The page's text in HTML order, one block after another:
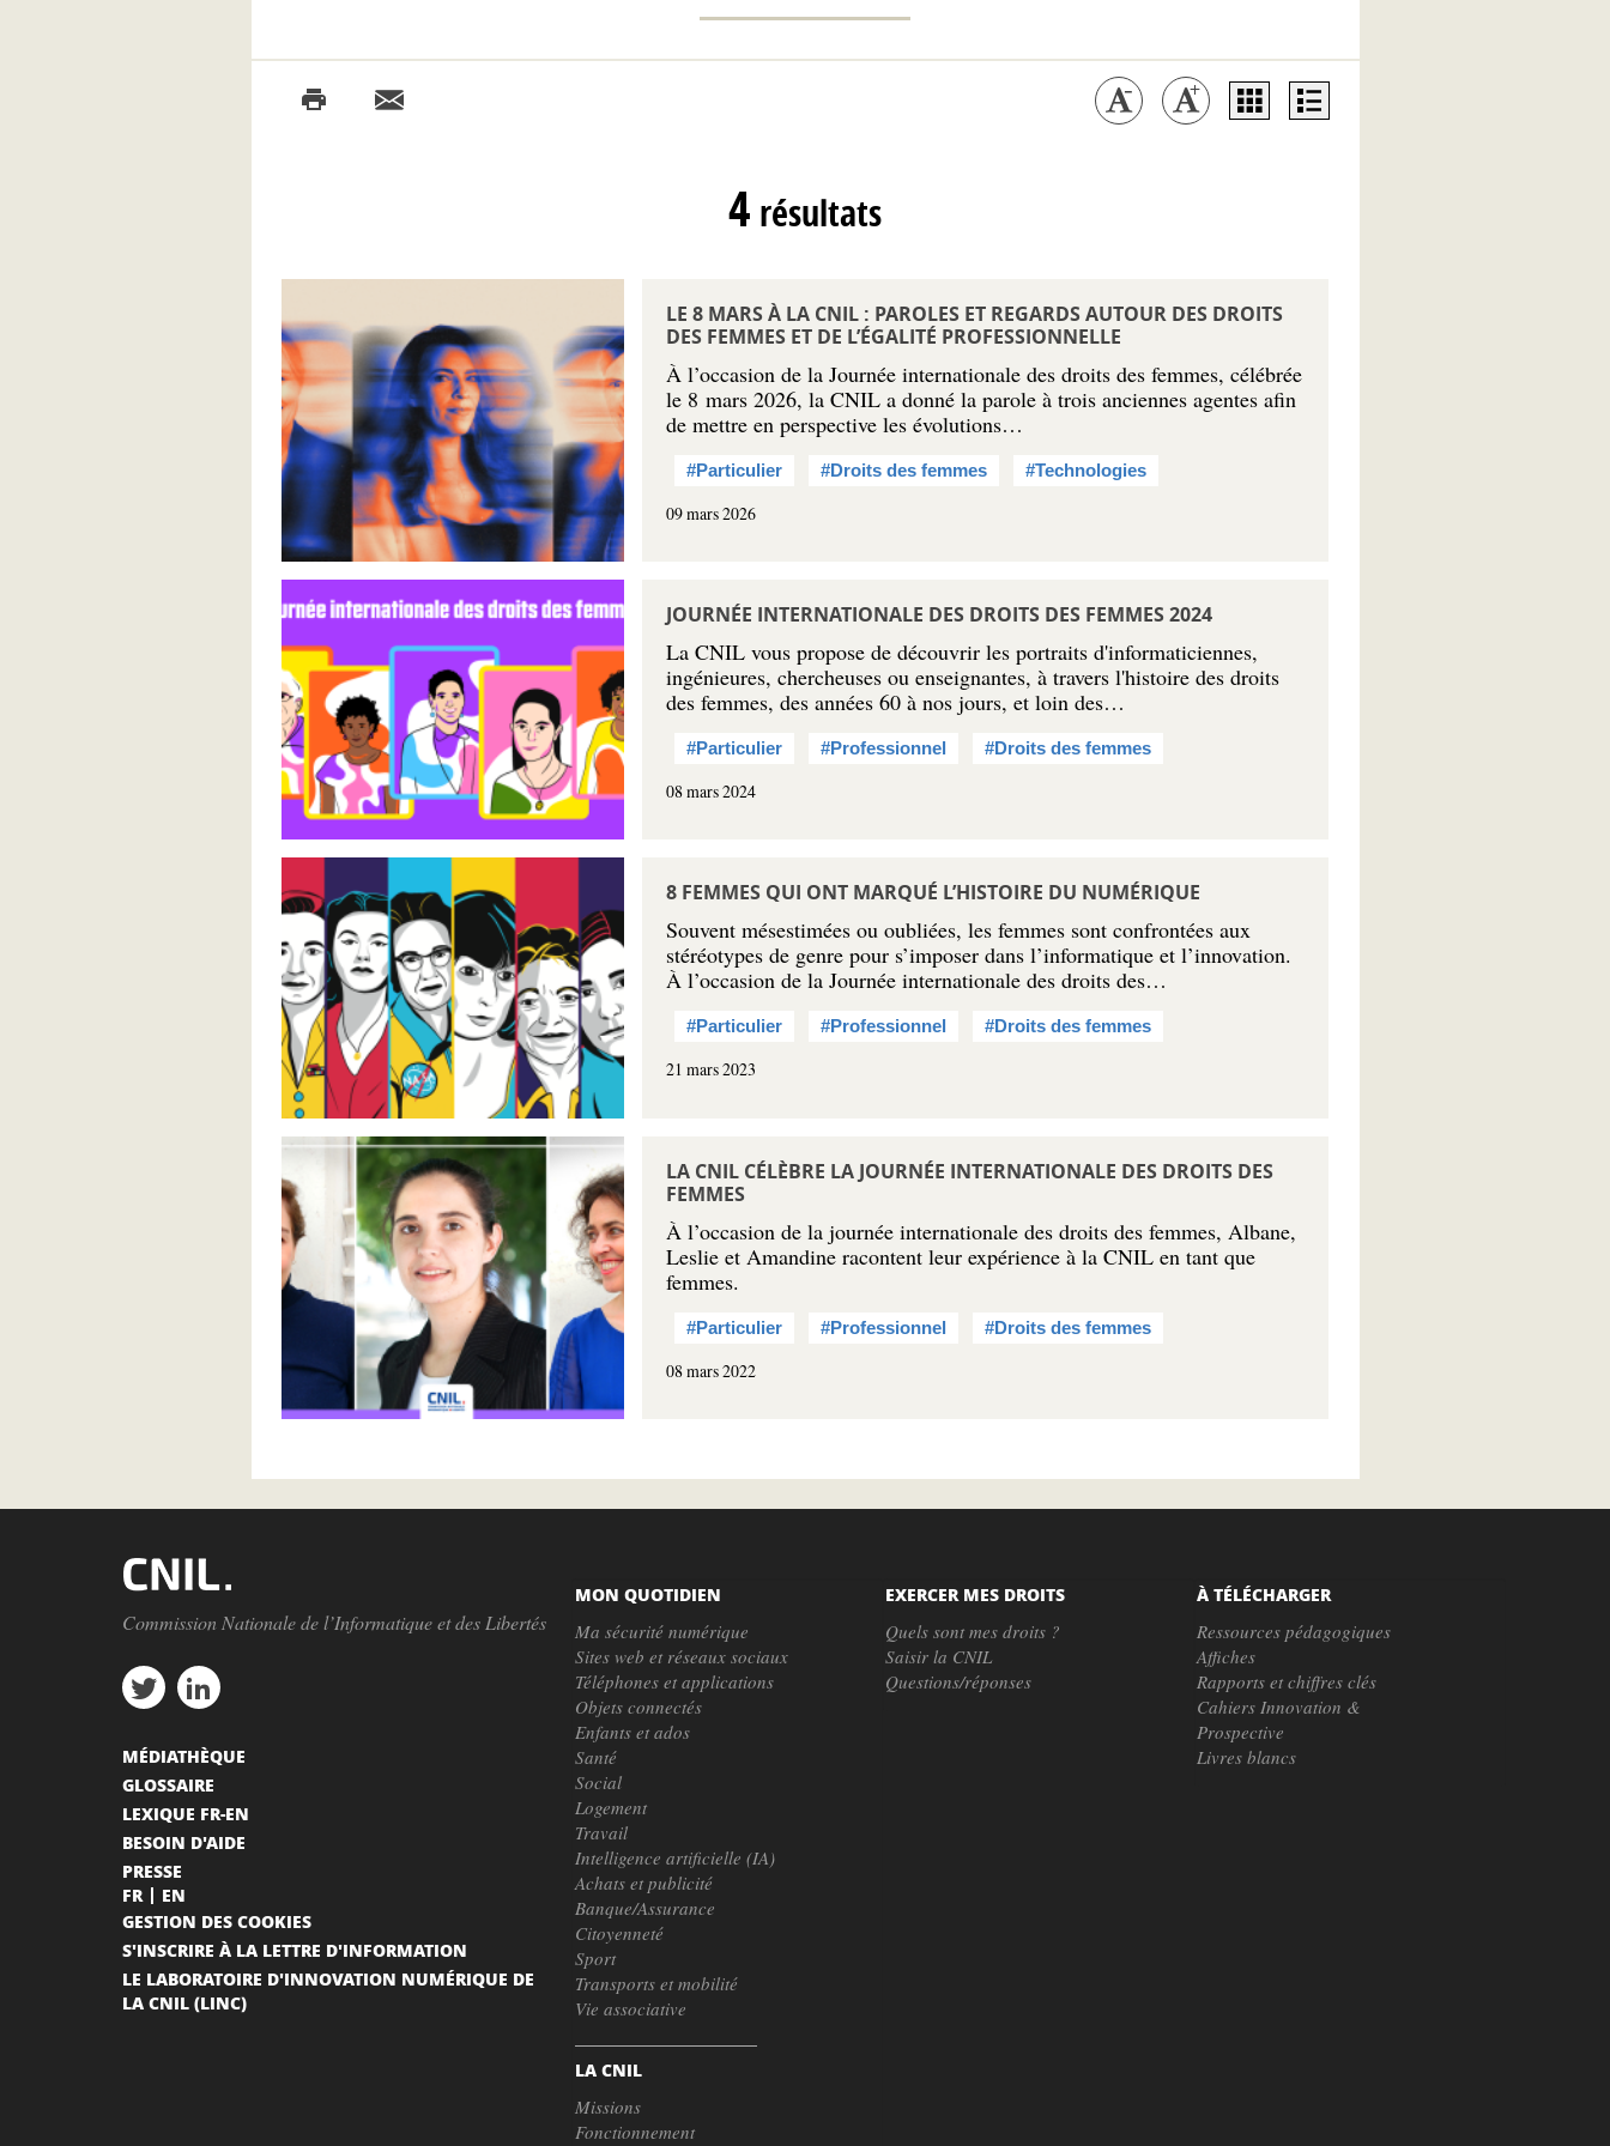
4 résultats
LE 8 MARS À LA CNIL : PAROLES ET REGARDS AUTOUR DES DROITS
DES FEMMES ET DE L’ÉGALITÉ PROFESSIONNELLE
À l’occasion de la Journée internationale des droits des femmes, célébrée
le 8 mars 2026, la CNIL a donné la parole à trois anciennes agentes afin
de mettre en perspective les évolutions…
#Particulier #Droits des femmes #Technologies
09 mars 2026
JOURNÉE INTERNATIONALE DES DROITS DES FEMMES 2024
La CNIL vous propose de découvrir les portraits d'informaticiennes,
ingénieures, chercheuses ou enseignantes, à travers l'histoire des droits
des femmes, des années 60 à nos jours, et loin des…
#Particulier #Professionnel #Droits des femmes
08 mars 2024
8 FEMMES QUI ONT MARQUÉ L’HISTOIRE DU NUMÉRIQUE
Souvent mésestimées ou oubliées, les femmes sont confrontées aux
stéréotypes de genre pour s’imposer dans l’informatique et l’innovation.
À l’occasion de la Journée internationale des droits des…
#Particulier #Professionnel #Droits des femmes
21 mars 2023
LA CNIL CÉLÈBRE LA JOURNÉE INTERNATIONALE DES DROITS DES
FEMMES
À l’occasion de la journée internationale des droits des femmes, Albane,
Leslie et Amandine racontent leur expérience à la CNIL en tant que
femmes.
#Particulier #Professionnel #Droits des femmes
08 mars 2022
Commission Nationale de l’Informatique et des Libertés
MON QUOTIDIEN
Ma sécurité numérique
Sites web et réseaux sociaux
Téléphones et applications
Objets connectés
Enfants et ados
Santé
Social
Logement
Travail
Intelligence artificielle (IA)
Achats et publicité
Banque/Assurance
Citoyenneté
Sport
Transports et mobilité
Vie associative
LA CNIL
Missions
Fonctionnement
EXERCER MES DROITS
Quels sont mes droits ?
Saisir la CNIL
Questions/réponses
À TÉLÉCHARGER
Ressources pédagogiques
Affiches
Rapports et chiffres clés
Cahiers Innovation &
Prospective
Livres blancs
MÉDIATHÈQUE
GLOSSAIRE
LEXIQUE FR-EN
BESOIN D'AIDE
PRESSE
FR
EN
GESTION DES COOKIES
S'INSCRIRE À LA LETTRE D'INFORMATION
LE LABORATOIRE D'INNOVATION NUMÉRIQUE DE
LA CNIL (LINC)